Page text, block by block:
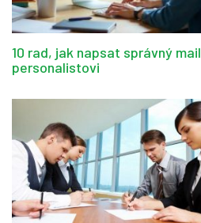
10 rad, jak napsat správný mail
personalistovi